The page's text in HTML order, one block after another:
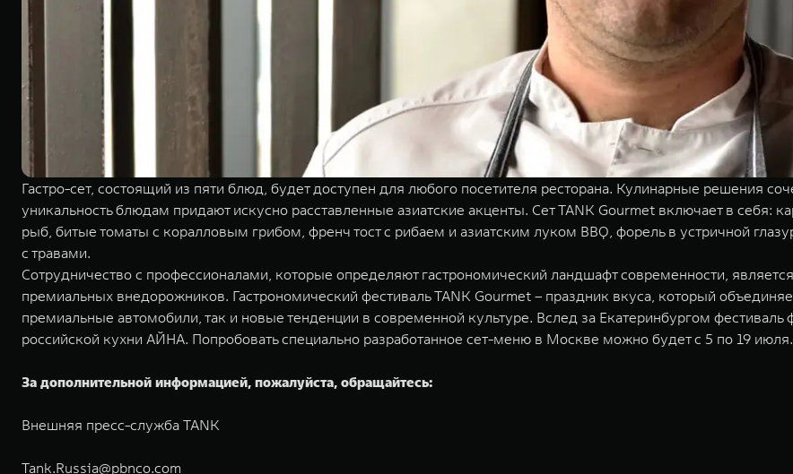
Гастро-сет, состоящий из пяти блюд, будет доступен для любого посетителя ресторана. Кулинарные решения
уникальность блюдам придают искусно расставленные азиатские акценты. Сет TANK Gourmet включает в себя:
рыб, битые томаты с коралловым грибом, френч тост с рибаем и азиатским луком BBQ, форель в устричной
с травами.
Сотрудничество с профессионалами, которые определяют гастрономический ландшафт современности,
премиальных внедорожников. Гастрономический фестиваль TANK Gourmet – праздник вкуса, который
премиальные автомобили, так и новые тенденции в современной культуре. Вслед за Екатеринбургом
российской кухни АЙНА. Попробовать специально разработанное сет-меню в Москве можно будет с 5 по 19 июля.
За дополнительной информацией, пожалуйста, обращайтесь:
Внешняя пресс-служба TANK
Tank.Russia@pbnco.com